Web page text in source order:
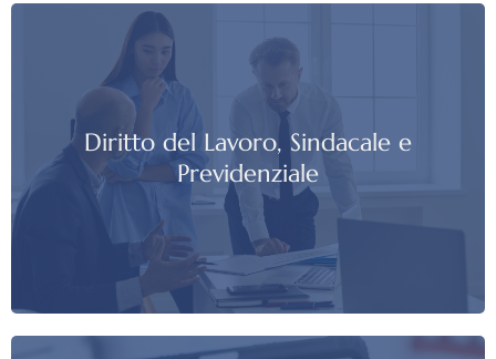
Diritto del Lavoro, Sindacale e
Previdenziale